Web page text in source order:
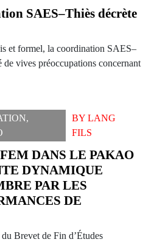
SAES–Thiès décrète
et formel, la coordination SAES–
vives préoccupations concernant
,
BY LANG
FILS
DANS LE PAKAO
DYNAMIQUE
PAR LES
DE
Brevet de Fin d’Études